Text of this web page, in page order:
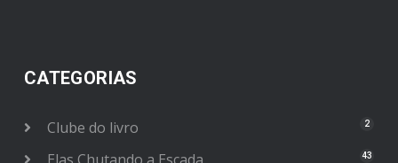
CATEGORIAS
Clube do livro 2
43